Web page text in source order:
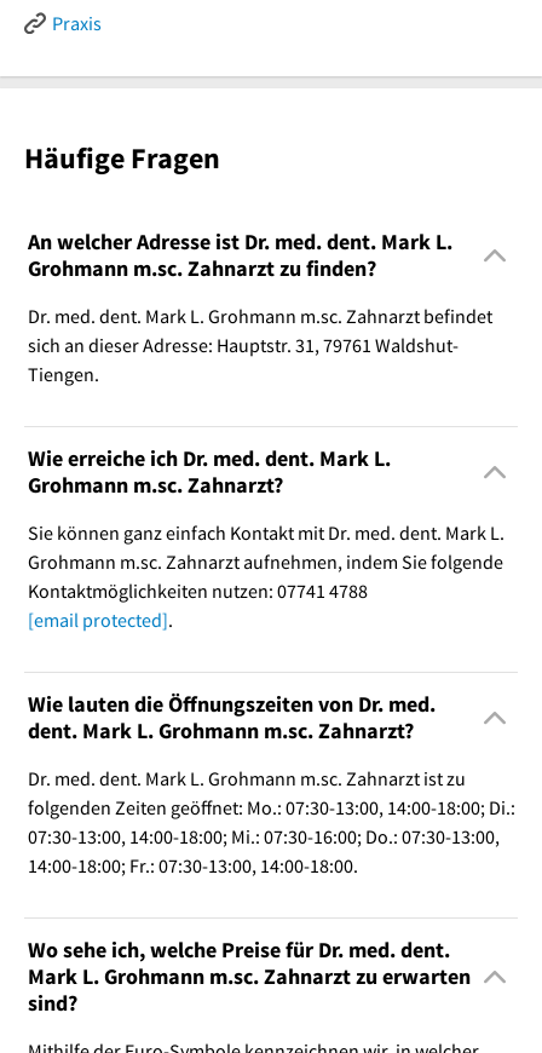
Praxis
Häufige Fragen
An welcher Adresse ist Dr. med. dent. Mark L.
Grohmann m.sc. Zahnarzt zu finden?
Dr. med. dent. Mark L. Grohmann m.sc. Zahnarzt befindet
sich an dieser Adresse: Hauptstr. 31, 79761 Waldshut-
Tiengen.
Wie erreiche ich Dr. med. dent. Mark L.
Grohmann m.sc. Zahnarzt?
Sie können ganz einfach Kontakt mit Dr. med. dent. Mark L.
Grohmann m.sc. Zahnarzt aufnehmen, indem Sie folgende
Kontaktmöglichkeiten nutzen: 07741 4788
[email protected].
Wie lauten die Öffnungszeiten von Dr. med.
dent. Mark L. Grohmann m.sc. Zahnarzt?
Dr. med. dent. Mark L. Grohmann m.sc. Zahnarzt ist zu
folgenden Zeiten geöffnet: Mo.: 07:30-13:00, 14:00-18:00; Di.:
07:30-13:00, 14:00-18:00; Mi.: 07:30-16:00; Do.: 07:30-13:00,
14:00-18:00; Fr.: 07:30-13:00, 14:00-18:00.
Wo sehe ich, welche Preise für Dr. med. dent.
Mark L. Grohmann m.sc. Zahnarzt zu erwarten
sind?